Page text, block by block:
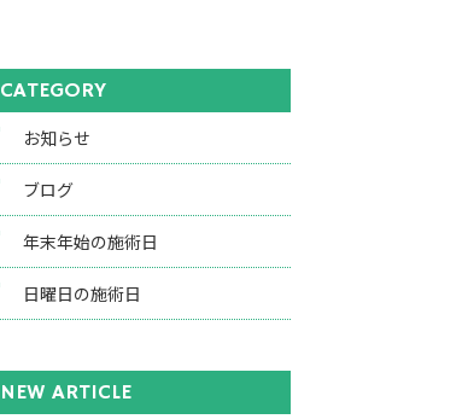
CATEGORY
お知らせ
ブログ
年末年始の施術日
日曜日の施術日
NEW ARTICLE